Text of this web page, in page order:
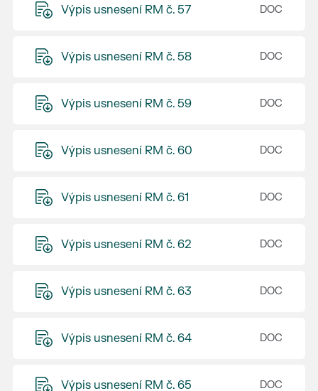
Výpis usnesení RM č. 57
Výpis usnesení RM č. 58
Výpis usnesení RM č. 59
Výpis usnesení RM č. 60
Výpis usnesení RM č. 61
Výpis usnesení RM č. 62
Výpis usnesení RM č. 63
Výpis usnesení RM č. 64
Výpis usnesení RM č. 65